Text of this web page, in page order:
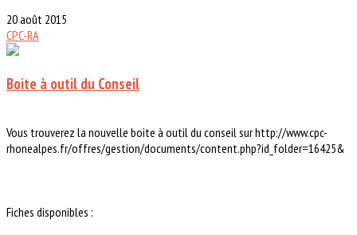
20 août 2015
CPC-RA
Boite à outil du Conseil
Vous trouverez la nouvelle boite à outil du conseil sur http://www.cpc-
rhonealpes.fr/offres/gestion/documents/content.php?id_folder=16425&
Fiches disponibles :